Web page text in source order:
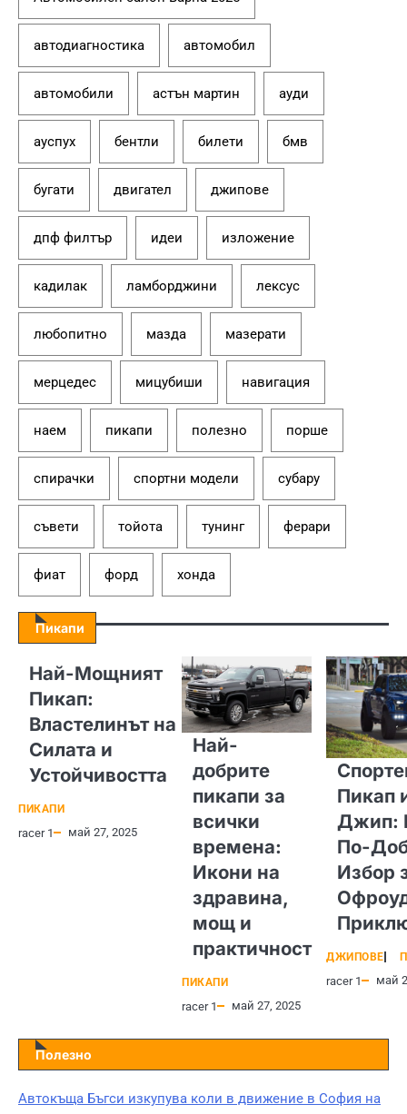
автодиагностика автомобил
автомобили астън мартин ауди
ауспух бентли билети бмв
бугати двигател джипове
дпф филтър идеи изложение
кадилак ламборджини лексус
любопитно мазда мазерати
мерцедес мицубиши навигация
наем пикапи полезно порше
спирачки спортни модели субару
съвети тойота тунинг ферари
фиат форд хонда
Пикапи
Най-Мощният
Пикап:
Властелинът на
Силата и
Устойчивостта
ПИКАПИ
racer 1 май 27, 2025
Най-
добрите
пикапи за
всички
времена:
Икони на
здравина,
мощ и
практичност
ПИКАПИ
racer 1 май 27, 2025
Пикап
Джип:
По-
Избор
ДЖИПОВЕ
racer 1 май
Полезно
Автокъща Бъгси изкупува коли в движение в София на